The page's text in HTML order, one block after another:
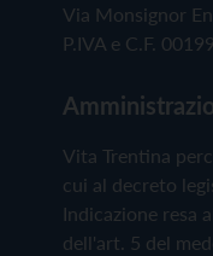
Via Monsignor
P.IVA e C.F.
Vita Trentina
cui al decreto
Indicazione resa
dell'art. 5 del